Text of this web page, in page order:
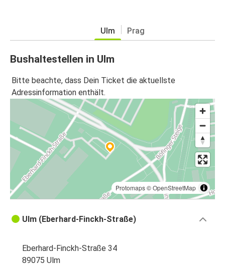
Ulm Prag
Bushaltestellen in Ulm
Bitte beachte, dass Dein Ticket die aktuellste
Adressinformation enthält.
Protomaps©OpenStreetMap
Ulm (Eberhard-Finckh-Straße)
Eberhard-Finckh-Straße 34
89075 Ulm